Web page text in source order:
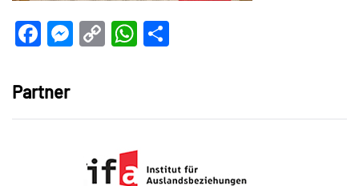
Facebook
Messenger
CopyWhatsApp
Partner